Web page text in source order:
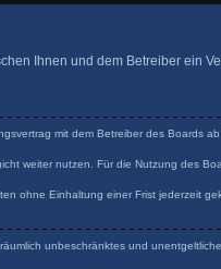
Ihnen und dem Betreiber ein
mit dem Betreiber des Boards
weiter nutzen. Für die Nutzung des
ohne Einhaltung einer Frist jederzeit
unbeschränktes und